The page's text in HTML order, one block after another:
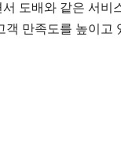
도배와 같은 서비
만족도를 높이고